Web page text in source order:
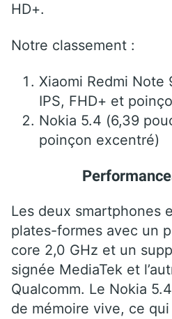
HD+.
Notre classement :
Xiaomi Redmi Note
IPS, FHD+ et
Nokia 5.4 (6,39
poinçon excentré)
Les deux smartphones
plates-formes avec un
core 2,0 GHz et un
signée MediaTek et
Qualcomm. Le Nokia
de mémoire vive, ce qui